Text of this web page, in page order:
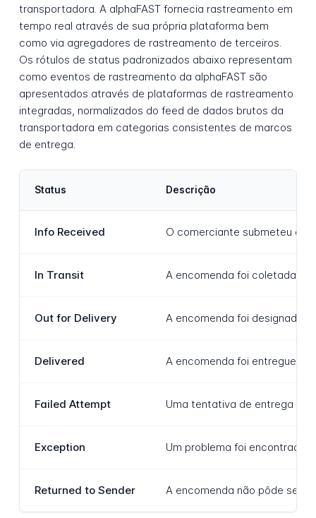
transportadora. A alphaFAST fornecia rastreamento em
tempo real através de sua própria plataforma bem
como via agregadores de rastreamento de terceiros.
Os rótulos de status padronizados abaixo representam
como eventos de rastreamento da alphaFAST são
apresentados através de plataformas de rastreamento
integradas, normalizados do feed de dados brutos da
transportadora em categorias consistentes de marcos
de entrega.
Status Descrição
Info Received O comerciante submeteu
In Transit A encomenda foi coletada e
Out for Delivery A encomenda foi designada
Delivered A encomenda foi entregue
Failed Attempt Uma tentativa de entrega foi
Exception Um problema foi encontrado
Returned to Sender A encomenda não pôde ser